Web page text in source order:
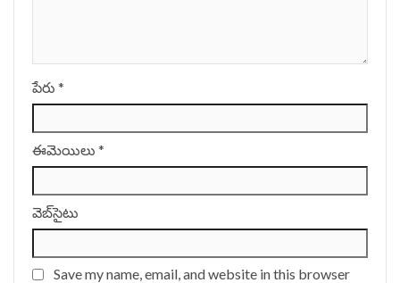
పేరు *
ఈమెయిలు *
వెబ్‌సైటు
Save my name, email, and website in this browser